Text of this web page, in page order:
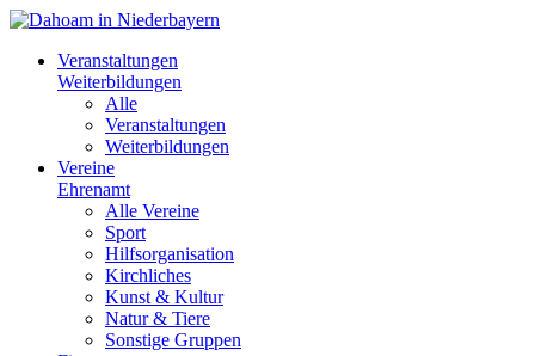
Veranstaltungen
Weiterbildungen
Alle
Veranstaltungen
Weiterbildungen
Vereine
Ehrenamt
Alle Vereine
Sport
Hilfsorganisation
Kirchliches
Kunst & Kultur
Natur & Tiere
Sonstige Gruppen